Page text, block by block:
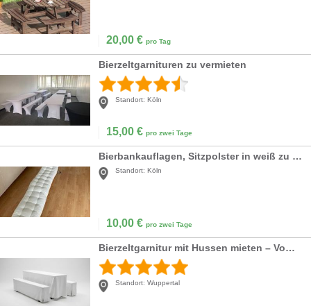
20,00 € pro Tag
Bierzeltgarnituren zu vermieten
Standort: Köln
15,00 € pro zwei Tage
Bierbankauflagen, Sitzpolster in weiß zu vermieten
Standort: Köln
10,00 € pro zwei Tage
Bierzeltgarnitur mit Hussen mieten – Vom Biertisch zur Gala-Tafel: Eleganz pur für Ihr Event!
Standort: Wuppertal